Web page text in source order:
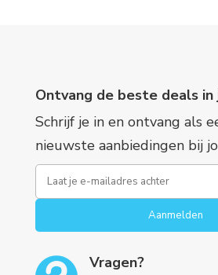
Ontvang de beste deals in
Schrijf je in en ontvang als
nieuwste aanbiedingen bij
Aanmelden
Vragen?